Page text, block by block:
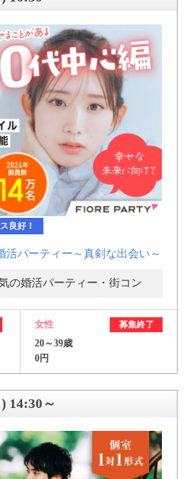
良好！
活パーティー～真剣な出会い～
の婚活パーティー・街コン
女性 募集終了
20～39歳
0円
14:30～